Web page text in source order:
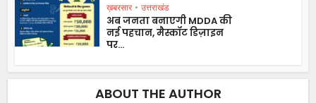
ख़बरसार • उत्तराखंड
अब जनता बनाएगी MDDA की
नई पहचान, मैस्कॉट डिज़ाइन
पर...
ABOUT THE AUTHOR